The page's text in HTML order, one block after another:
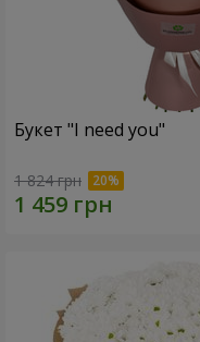
Букет "I need you"
1 824 грн